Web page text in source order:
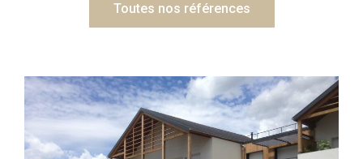
Toutes nos références